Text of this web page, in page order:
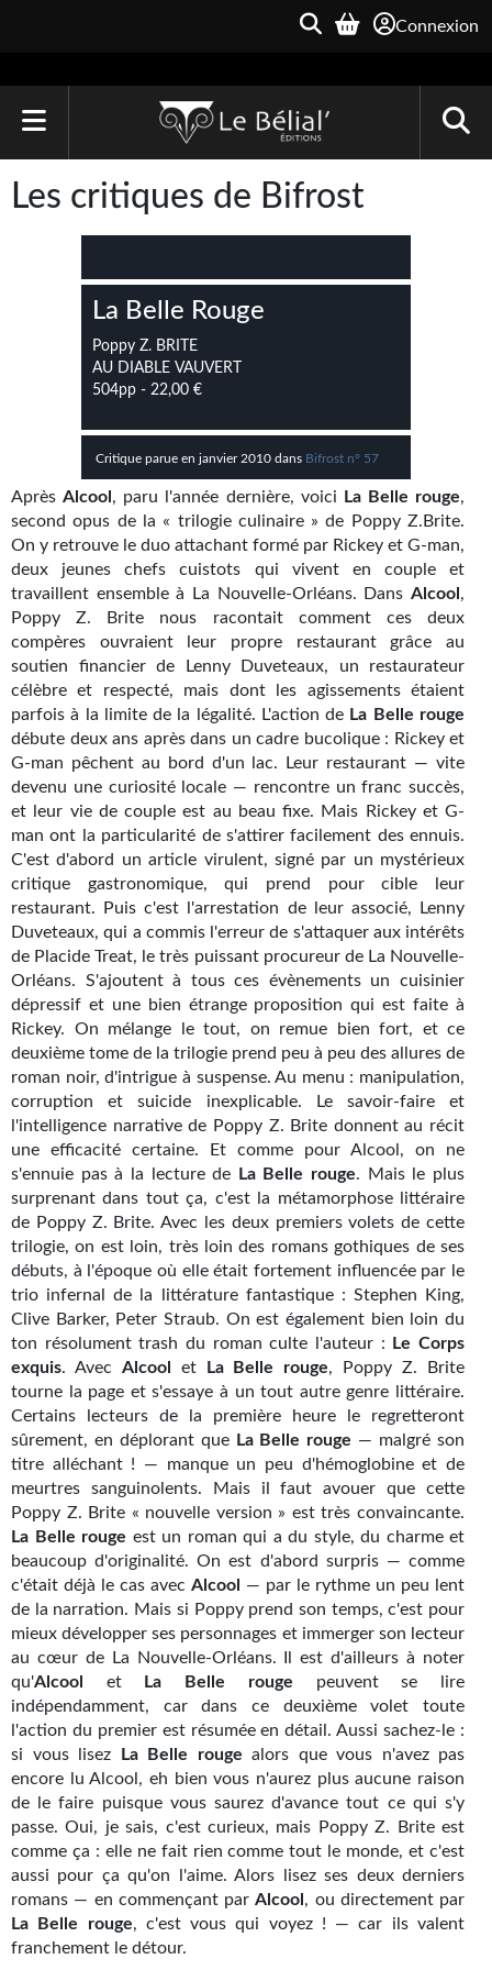
Connexion
Le Bélial'
Une Heure-Lumière
Archive du Futur
Quarante-Deux
Kvasar
Pulps
Wotan
Étoiles vives
Yellow Submarine
NUMÉRIQUE
Romans et recueils
Une Heure-Lumière
Nouvelles
Bifrost
Livres audio
Gratuit
Sans DRM
BIFROST
Tous les numéros
En numérique
S'abonner
Les critiques
Le blog
Le prix des lecteurs
GOODIES
Goodies Gotland
Tirages d’art Une Heure-Lumière
PLUS
À paraître
Revue de presse
Récompenses
Newsletter
Le Bélial' sur Youtube
LE BLOG BIFROST
Tous les articles
La Bibliothèque orbitale
Les critiques de Bifrost
La Belle Rouge
Poppy Z. BRITE
AU DIABLE VAUVERT
504pp - 22,00 €
Critique parue en janvier 2010 dans Bifrost n° 57
AprèsAlcool , paru l'année dernière, voici La Belle rouge,
second opus de la « trilogie culinaire » de Poppy Z.Brite.
On y retrouve le duo attachant formé par Rickey et G-man,
deux jeunes chefs cuistots qui vivent en couple et
travaillent ensemble à La Nouvelle-Orléans. Dans Alcool ,
Poppy Z. Brite nous racontait comment ces deux
compères ouvraient leur propre restaurant grâce au
soutien financier de Lenny Duveteaux, un restaurateur
célèbre et respecté, mais dont les agissements étaient
parfois à la limite de la légalité. L'action de La Belle rouge
débute deux ans après dans un cadre bucolique : Rickey et
G-man pêchent au bord d'un lac. Leur restaurant — vite
devenu une curiosité locale — rencontre un franc succès,
et leur vie de couple est au beau fixe. Mais Rickey et G-
man ont la particularité de s'attirer facilement des ennuis.
C'est d'abord un article virulent, signé par un mystérieux
critique gastronomique, qui prend pour cible leur
restaurant. Puis c'est l'arrestation de leur associé, Lenny
Duveteaux, qui a commis l'erreur de s'attaquer aux intérêts
de Placide Treat, le très puissant procureur de La Nouvelle-
Orléans. S'ajoutent à tous ces évènements un cuisinier
dépressif et une bien étrange proposition qui est faite à
Rickey. On mélange le tout, on remue bien fort, et ce
deuxième tome de la trilogie prend peu à peu des allures de
roman noir, d'intrigue à suspense. Au menu : manipulation,
corruption et suicide inexplicable. Le savoir-faire et
l'intelligence narrative de Poppy Z. Brite donnent au récit
une efficacité certaine. Et comme pour Alcool, on ne
s'ennuie pas à la lecture de
La Belle rouge. Mais le plus
surprenant dans tout ça, c'est la métamorphose littéraire
de Poppy Z. Brite. Avec les deux premiers volets de cette
trilogie, on est loin, très loin des romans gothiques de ses
débuts, à l'époque où elle était fortement influencée par le
trio infernal de la littérature fantastique : Stephen King,
Clive Barker, Peter Straub. On est également bien loin du
ton résolument trash du roman culte l'auteur :
Le Corps
exquis. Avec Alcool et La Belle rouge, Poppy Z. Brite
tourne la page et s'essaye à un tout autre genre littéraire.
Certains lecteurs de la première heure le regretteront
sûrement, en déplorant que La Belle rouge — malgré son
titre alléchant ! — manque un peu d'hémoglobine et de
meurtres sanguinolents. Mais il faut avouer que cette
Poppy Z. Brite « nouvelle version » est très convaincante.
La Belle rouge est un roman qui a du style, du charme et
beaucoup d'originalité. On est d'abord surpris — comme
c'était déjà le cas avec Alcool
— par le rythme un peu lent
de la narration. Mais si Poppy prend son temps, c'est pour
mieux développer ses personnages et immerger son lecteur
au cœur de La Nouvelle-Orléans. Il est d'ailleurs à noter
qu'Alcool et La Belle rouge peuvent se lire
indépendamment, car dans ce deuxième volet toute
l'action du premier est résumée en détail. Aussi sachez-le :
si vous lisez
La Belle rouge alors que vous n'avez pas
encore lu Alcool, eh bien vous n'aurez plus aucune raison
de le faire puisque vous saurez d'avance tout ce qui s'y
passe. Oui, je sais, c'est curieux, mais Poppy Z. Brite est
comme ça : elle ne fait rien comme tout le monde, et c'est
aussi pour ça qu'on l'aime. Alors lisez ses deux derniers
romans — en commençant parAlcool , ou directement par
La Belle rouge, c'est vous qui voyez ! — car ils valent
franchement le détour.